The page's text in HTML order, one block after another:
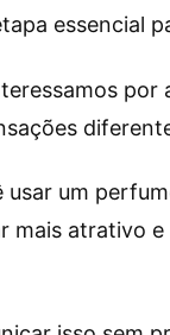
essencial
por
usar um
mais atrativo